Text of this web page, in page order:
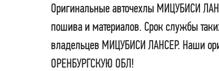
Оригинальные авточехлы МИЦУБИСИ
пошива и материалов. Срок службы
владельцев МИЦУБИСИ ЛАНСЕР. Наши
ОРЕНБУРГСКУЮ ОБЛ!